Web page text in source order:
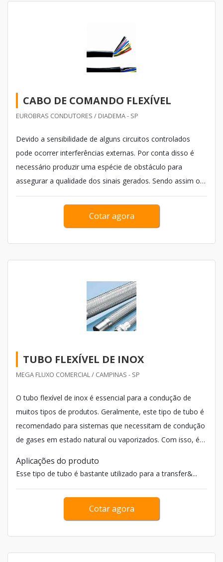
CABO DE COMANDO FLEXÍVEL
EUROBRAS CONDUTORES / DIADEMA - SP
Devido a sensibilidade de alguns circuitos controlados
pode ocorrer interferências externas. Por conta disso é
necessário produzir uma espécie de obstáculo para
assegurar a qualidade dos sinais gerados. Sendo assim o
cabo de comando flexível é inserido com o intuito de
intervir para proporcionar uma maior resistência mecânica
aos fios de cobre. Consequentemente esse cabo
Cotar agora
TUBO FLEXÍVEL DE INOX
MEGA FLUXO COMERCIAL / CAMPINAS - SP
O tubo flexível de inox é essencial para a condução de
muitos tipos de produtos. Geralmente, este tipo de tubo é
recomendado para sistemas que necessitam de condução
de gases em estado natural ou vaporizados. Com isso, é
produto.
Aplicações do produto
Esse tipo de tubo é bastante utilizado para a transfer&...
Cotar agora